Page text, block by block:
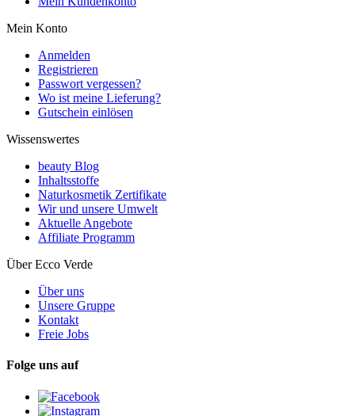
Mein Konto
Anmelden
Registrieren
Passwort vergessen?
Wo ist meine Lieferung?
Gutschein einlösen
Wissenswertes
beauty Blog
Inhaltsstoffe
Naturkosmetik Zertifikate
Wir und unsere Umwelt
Aktuelle Angebote
Affiliate Programm
Über Ecco Verde
Über uns
Unsere Gruppe
Kontakt
Freie Jobs
Folge uns auf